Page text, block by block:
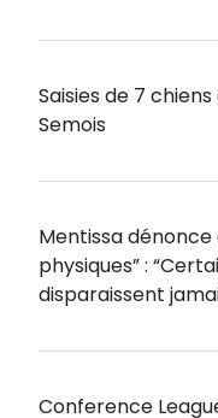
Saisies de 7
Semois
Mentissa
physiques” :
disparaissent
Conference